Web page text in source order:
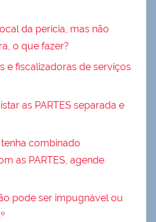
da perícia, mas não
o que fazer?
e fiscalizadoras de serviços
as PARTES separada e
combinado
as PARTES, agende
pode ser impugnável ou